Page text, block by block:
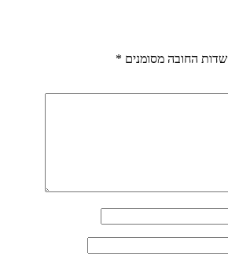
שדות החובה מסומנים *